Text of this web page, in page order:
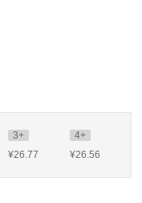
3+
4+
¥26.77 ¥26.56